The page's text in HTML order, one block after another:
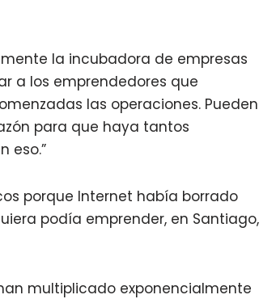
la incubadora de empresas
a los emprendedores que
las operaciones. Pueden
para que haya tantos
eso.”
porque Internet había borrado
podía emprender, en Santiago,
multiplicado exponencialmente